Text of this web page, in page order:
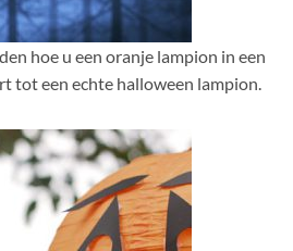
hoe u een oranje lampion in een
tot een echte halloween lampion.